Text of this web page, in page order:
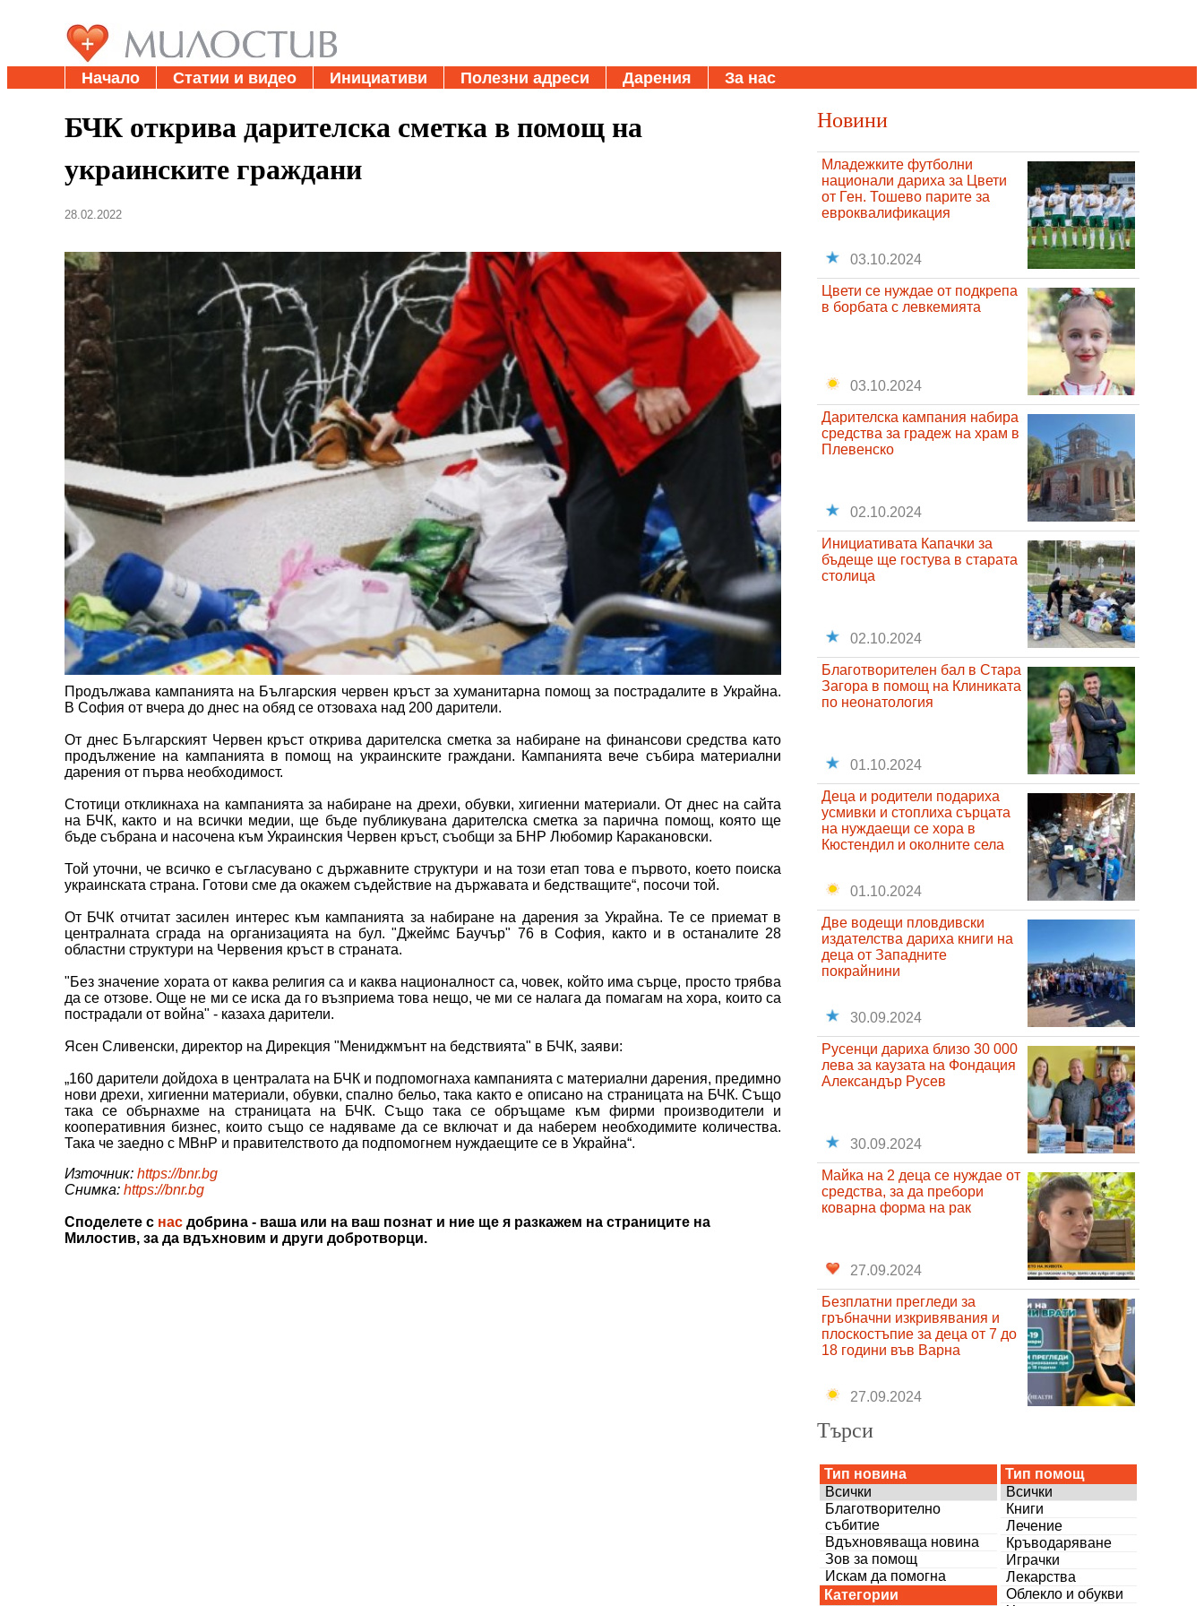
Начало Статии и видео Инициативи Полезни адреси Дарения За нас
БЧК открива дарителска сметка в помощ на
украинските граждани
28.02.2022
Продължава кампанията на Българския червен кръст за хуманитарна помощ за пострадалите в Украйна.
В София от вчера до днес на обяд се отзоваха над 200 дарители.
От днес Българският Червен кръст открива дарителска сметка за набиране на финансови средства като
продължение на кампанията в помощ на украинските граждани. Кампанията вече събира материални
дарения от първа необходимост.
Стотици откликнаха на кампанията за набиране на дрехи, обувки, хигиенни материали. От днес на сайта
на БЧК, както и на всички медии, ще бъде публикувана дарителска сметка за парична помощ, която ще
бъде събрана и насочена към Украинския Червен кръст, съобщи за БНР Любомир Каракановски.
Той уточни, че всичко е съгласувано с държавните структури и на този етап това е първото, което поиска
украинската страна. Готови сме да окажем съдействие на държавата и бедстващите“, посочи той.
От БЧК отчитат засилен интерес към кампанията за набиране на дарения за Украйна. Те се приемат в
централната сграда на организацията на бул. "Джеймс Баучър" 76 в София, както и в останалите 28
областни структури на Червения кръст в страната.
"Без значение хората от каква религия са и каква националност са, човек, който има сърце, просто трябва
да се отзове. Още не ми се иска да го възприема това нещо, че ми се налага да помагам на хора, които са
пострадали от война" - казаха дарители.
Ясен Сливенски, директор на Дирекция "Мениджмънт на бедствията" в БЧК, заяви:
„160 дарители дойдоха в централата на БЧК и подпомогнаха кампанията с материални дарения, предимно
нови дрехи, хигиенни материали, обувки, спално бельо, така както е описано на страницата на БЧК. Също
така се обърнахме на страницата на БЧК. Също така се обръщаме към фирми производители и
кооперативния бизнес, които също се надяваме да се включат и да наберем необходимите количества.
Така че заедно с МВнР и правителството да подпомогнем нуждаещите се в Украйна“.
Източник: https://bnr.bg
Снимка: https://bnr.bg
Споделете с нас добрина - ваша или на ваш познат и ние ще я разкажем на страниците на
Милостив, за да вдъхновим и други добротворци.
Новини
Младежките футболни
национали дариха за Цвети
от Ген. Тошево парите за
евроквалификация
03.10.2024
Цвети се нуждае от подкрепа
в борбата с левкемията
03.10.2024
Дарителска кампания набира
средства за градеж на храм в
Плевенско
02.10.2024
Инициативата Капачки за
бъдеще ще гостува в старата
столица
02.10.2024
Благотворителен бал в Стара
Загора в помощ на Клиниката
по неонатология
01.10.2024
Деца и родители подариха
усмивки и стоплиха сърцата
на нуждаещи се хора в
Кюстендил и околните села
01.10.2024
Две водещи пловдивски
издателства дариха книги на
деца от Западните
покрайнини
30.09.2024
Русенци дариха близо 30 000
лева за каузата на Фондация
Александър Русев
30.09.2024
Майка на 2 деца се нуждае от
средства, за да пребори
коварна форма на рак
27.09.2024
Безплатни прегледи за
гръбначни изкривявания и
плоскостъпие за деца от 7 до
18 години във Варна
27.09.2024
Търси
Тип новина
Всички
Благотворително
събитие
Вдъхновяваща новина
Зов за помощ
Искам да помогна
Категории
Тип помощ
Всички
Книги
Лечение
Кръводаряване
Играчки
Лекарства
Облекло и обукви